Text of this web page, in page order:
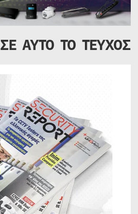
ΣΕ ΑΥΤΟ ΤΟ ΤΕΥΧΟΣ